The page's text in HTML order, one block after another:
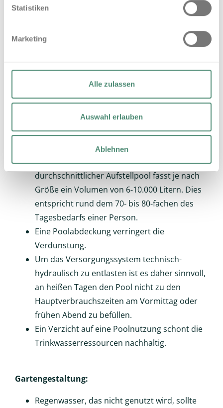
Statistiken
Marketing
Alle zulassen
Auswahl erlauben
Ablehnen
Den Rasen weniger häufig mähen und nicht
Feuchtigkeit besser und vermindert damit
Grundsätzlich empfehlen sich
Wasserbedarf.
Der Trend zum Pool im eigenen Garten
erhöht den Trinkwassergebrauch massiv: Ein
durchschnittlicher Aufstellpool fasst je nach
Größe ein Volumen von 6-10.000 Litern. Dies
entspricht rund dem 70- bis 80-fachen des
Tagesbedarfs einer Person.
Eine Poolabdeckung verringert die
Verdunstung.
Um das Versorgungssystem technisch-
hydraulisch zu entlasten ist es daher sinnvoll,
an heißen Tagen den Pool nicht zu den
Hauptverbrauchszeiten am Vormittag oder
frühen Abend zu befüllen.
Ein Verzicht auf eine Poolnutzung schont die
Trinkwasserressourcen nachhaltig.
Gartengestaltung:
Regenwasser, das nicht genutzt wird, sollte